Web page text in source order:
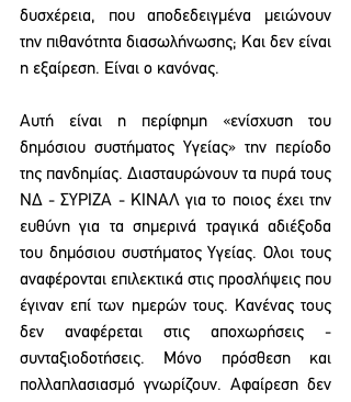
δυσχέρεια, που αποδεδειγμένα μειώνουν
την πιθανότητα διασωλήνωσης; Και δεν είναι
η εξαίρεση. Είναι ο κανόνας.
Αυτή είναι η περίφημη «ενίσχυση του
δημόσιου συστήματος Υγείας» την περίοδο
της πανδημίας. Διασταυρώνουν τα πυρά τους
ΝΔ - ΣΥΡΙΖΑ - ΚΙΝΑΛ για το ποιος έχει την
ευθύνη για τα σημερινά τραγικά αδιέξοδα
του δημόσιου συστήματος Υγείας. Ολοι τους
αναφέρονται επιλεκτικά στις προσλήψεις που
έγιναν επί των ημερών τους. Κανένας τους
δεν αναφέρεται στις αποχωρήσεις -
συνταξιοδοτήσεις. Μόνο πρόσθεση και
πολλαπλασιασμό γνωρίζουν. Αφαίρεση δεν